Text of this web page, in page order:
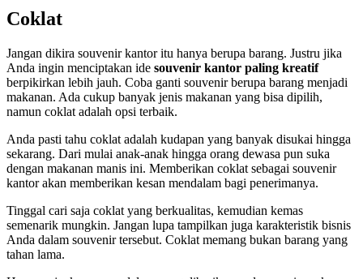
Coklat
Jangan dikira souvenir kantor itu hanya berupa barang. Justru jika
Anda ingin menciptakan ide souvenir kantor paling kreatif
berpikirkan lebih jauh. Coba ganti souvenir berupa barang menjadi
makanan. Ada cukup banyak jenis makanan yang bisa dipilih,
namun coklat adalah opsi terbaik.
Anda pasti tahu coklat adalah kudapan yang banyak disukai hingga
sekarang. Dari mulai anak-anak hingga orang dewasa pun suka
dengan makanan manis ini. Memberikan coklat sebagai souvenir
kantor akan memberikan kesan mendalam bagi penerimanya.
Tinggal cari saja coklat yang berkualitas, kemudian kemas
semenarik mungkin. Jangan lupa tampilkan juga karakteristik bisnis
Anda dalam souvenir tersebut. Coklat memang bukan barang yang
tahan lama.